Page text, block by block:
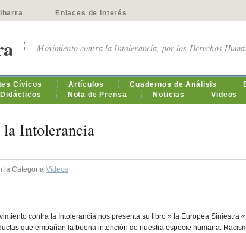
Enlaces de interés
Movimiento contra la Intolerancia, por los Derechos
Cívicos Artículos Cuadernos de Análisis
Nota de Prensa Noticias Videos
la Intolerancia
la Categoría Videos
contra la Intolerancia nos presenta su libro » la Europea Siniestra
que empañan la buena intención de nuestra especie humana.